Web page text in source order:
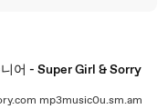
어 - Super Girl & Sorry
mp3music0u.sm.am